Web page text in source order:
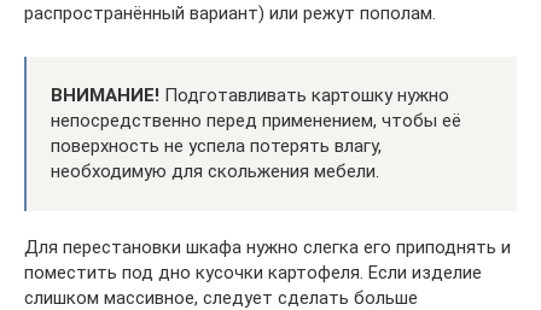
распространённый вариант) или режут пополам.
ВНИМАНИЕ! Подготавливать картошку нужно
непосредственно перед применением, чтобы её
поверхность не успела потерять влагу,
необходимую для скольжения мебели.
Для перестановки шкафа нужно слегка его приподнять и
поместить под дно кусочки картофеля. Если изделие
слишком массивное, следует сделать больше